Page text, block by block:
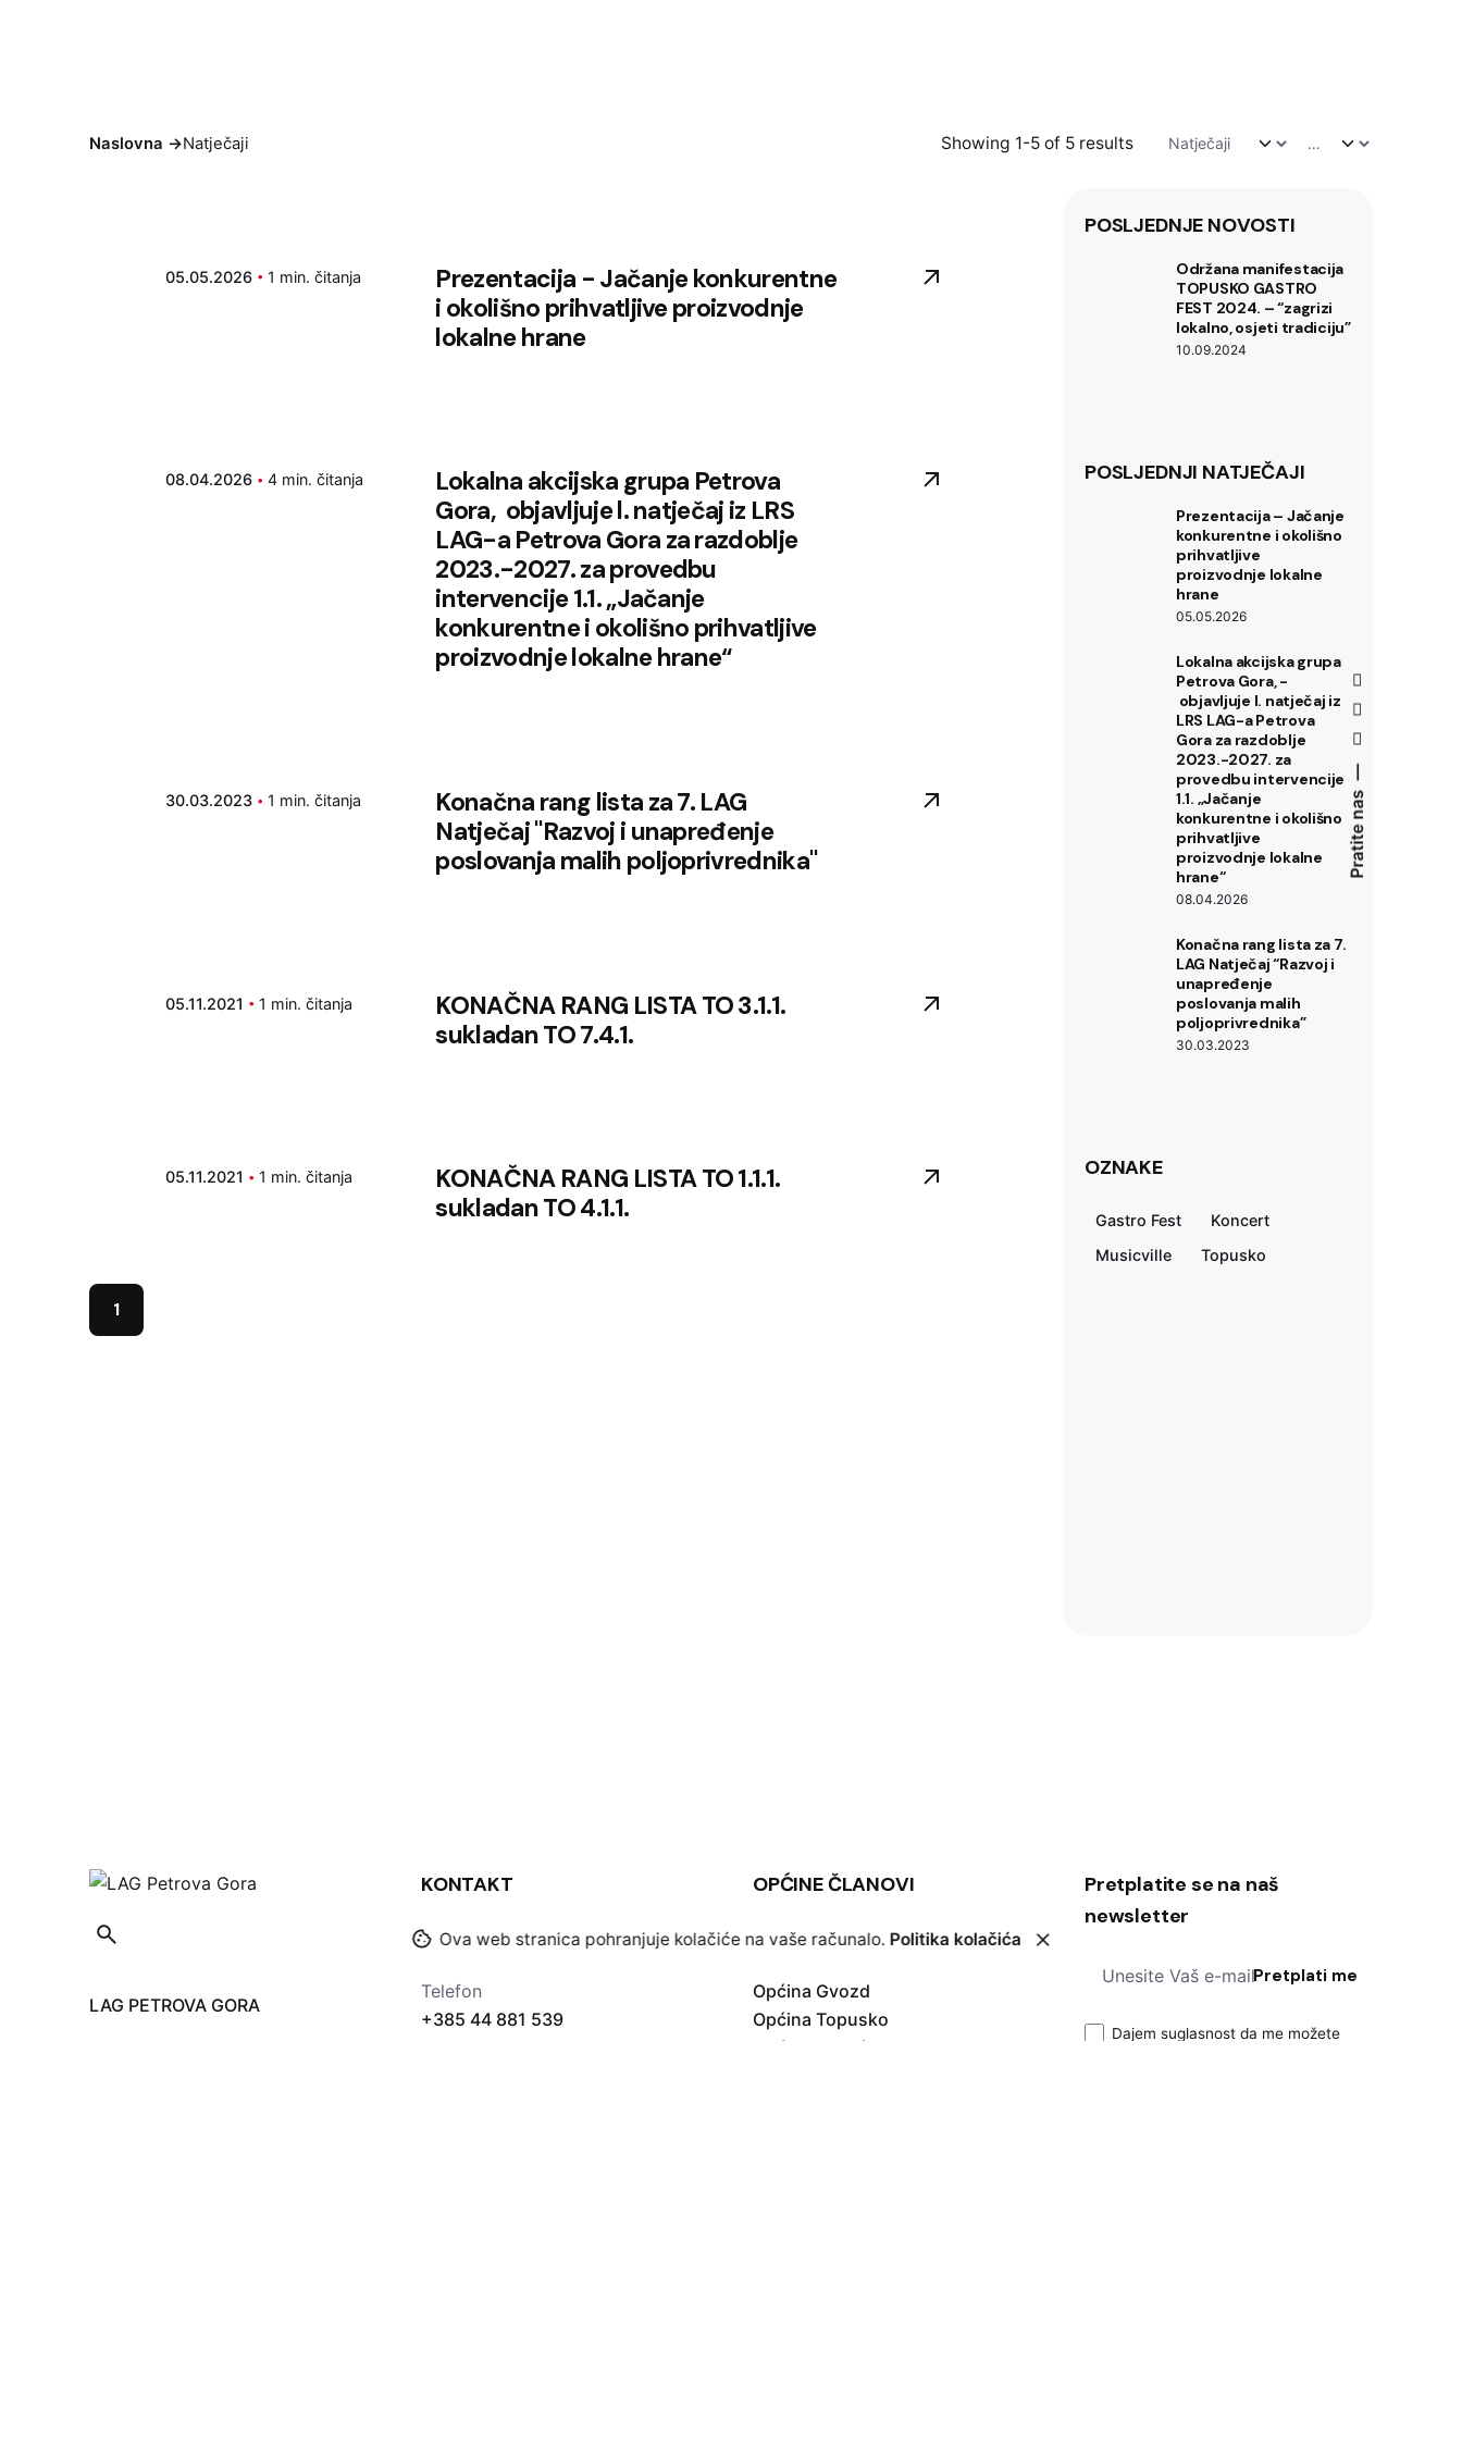
Pratite nas
Naslovna ->Natječaji Showing 1-5 of 5 results
05.05.2026 1 min. čitanja
Prezentacija - Jačanje konkurentne
i okolišno prihvatljive proizvodnje
lokalne hrane
08.04.2026 4 min. čitanja
Lokalna akcijska grupa Petrova
Gora, ­ objavljuje l. natječaj iz LRS
LAG-a Petrova Gora za razdoblje
2023.-2027. za provedbu
intervencije 1.1. „Jačanje
konkurentne i okolišno prihvatljive
proizvodnje lokalne hrane“
30.03.2023 1 min. čitanja
Konačna rang lista za 7. LAG
Natječaj "Razvoj i unapređenje
poslovanja malih poljoprivrednika"
05.11.2021 1 min. čitanja
KONAČNA RANG LISTA TO 3.1.1.
sukladan TO 7.4.1.
05.11.2021 1 min. čitanja
KONAČNA RANG LISTA TO 1.1.1.
sukladan TO 4.1.1.
1
POSLJEDNJE NOVOSTI
Održana manifestacija
TOPUSKO GASTRO
FEST 2024. – “zagrizi
lokalno, osjeti tradiciju”
10.09.2024
POSLJEDNJI NATJEČAJI
Prezentacija – Jačanje
konkurentne i okolišno
prihvatljive
proizvodnje lokalne
hrane
05.05.2026
Lokalna akcijska grupa
Petrova Gora, ­
objavljuje l. natječaj iz
LRS LAG-a Petrova
Gora za razdoblje
2023.-2027. za
provedbu intervencije
1.1. „Jačanje
konkurentne i okolišno
prihvatljive
proizvodnje lokalne
hrane“
08.04.2026
Konačna rang lista za 7.
LAG Natječaj “Razvoj i
unapređenje
poslovanja malih
poljoprivrednika”
30.03.2023
OZNAKE
Gastro Fest
Koncert
Musicville
Topusko
LAG PETROVA GORA
KONTAKT
Telefon
+385 44 881 539
OPĆINE ČLANOVI
Općina Gvozd
Općina Topusko
Općina Vojnić
Pretplatite se na naš
newsletter
Pretplati me
Dajem suglasnost da me možete
Ova web stranica pohranjuje kolačiće na vaše računalo. Politika kolačića